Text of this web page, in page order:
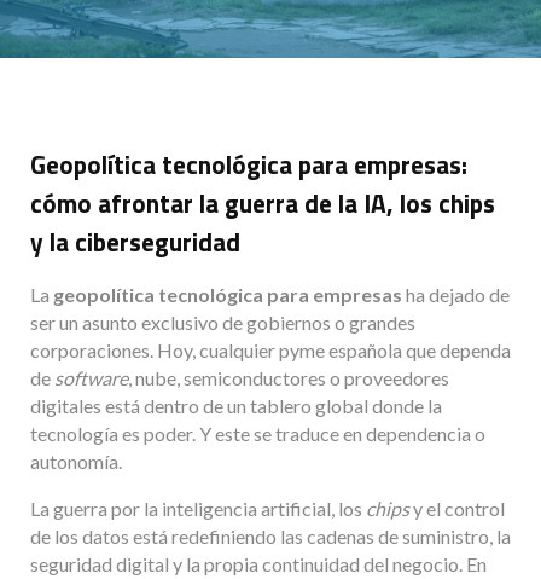
Geopolítica tecnológica para empresas:
cómo afrontar la guerra de la IA, los chips
y la ciberseguridad
La geopolítica tecnológica para empresas ha dejado de
ser un asunto exclusivo de gobiernos o grandes
corporaciones. Hoy, cualquier pyme española que dependa
de software, nube, semiconductores o proveedores
digitales está dentro de un tablero global donde la
tecnología es poder. Y este se traduce en dependencia o
autonomía.
La guerra por la inteligencia artificial, los chipsy el control
de los datos está redefiniendo las cadenas de suministro, la
seguridad digital y la propia continuidad del negocio. En